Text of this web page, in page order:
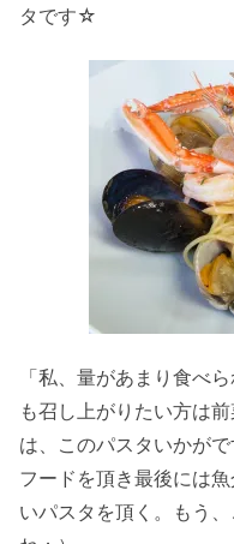
タです☆
「私、量があまり食べ
も召し上がりたい方は
は、このパスタいかが
フードを頂き最後には
いパスタを頂く。もう